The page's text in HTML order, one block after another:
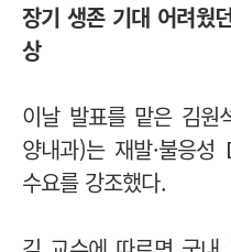
장기 생존 기대 어려웠
상
이날 발표를 맡은 김원
양내과)는 재발·불응
수요를 강조했다.